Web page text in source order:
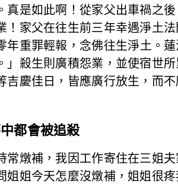
真是如此啊！從家父出車禍之
家父在往生前三年幸遇淨土
年重罪輕報，念佛往生淨土。
」殺生則廣積怨業，並使宿世
慶佳日，皆應廣行放生，而
都會被追殺
補，我因工作寄住在三姐夫
姐今天怎麼沒燉補，姐姐很